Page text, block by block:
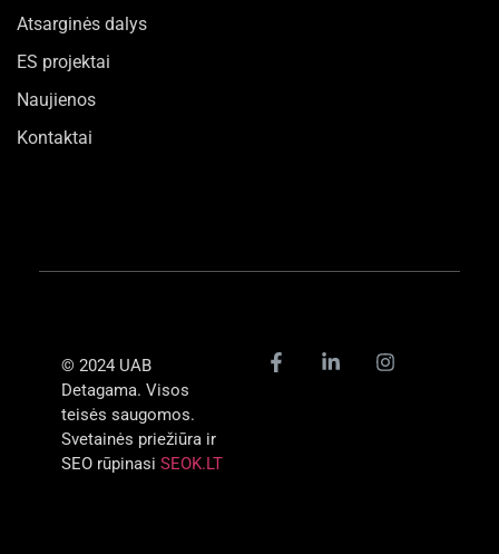
Atsarginės dalys
ES projektai
Naujienos
Kontaktai
© 2024 UAB
Detagama. Visos
teisės saugomos.
Svetainės priežiūra ir
SEO rūpinasi SEOK.LT